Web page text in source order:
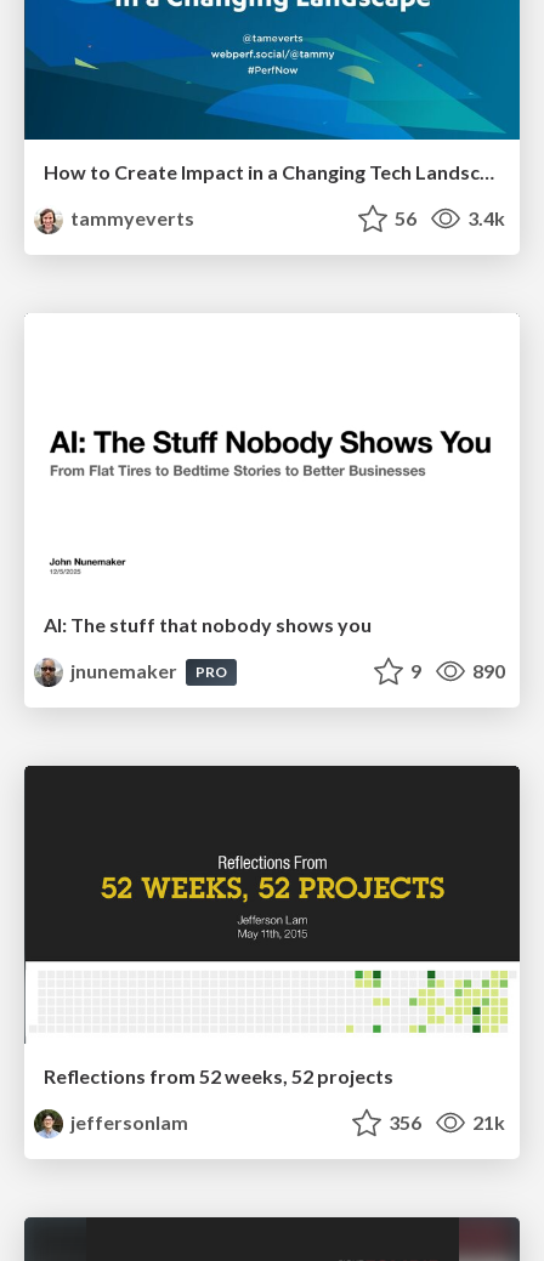
How to Create Impact in a Changing Tech Landscape [PerfNow 2023]
tammyeverts
56 3.4k
AI: The stuff that nobody shows you
jnunemaker
PRO 9 890
Reflections from 52 weeks, 52 projects
jeffersonlam
356 21k